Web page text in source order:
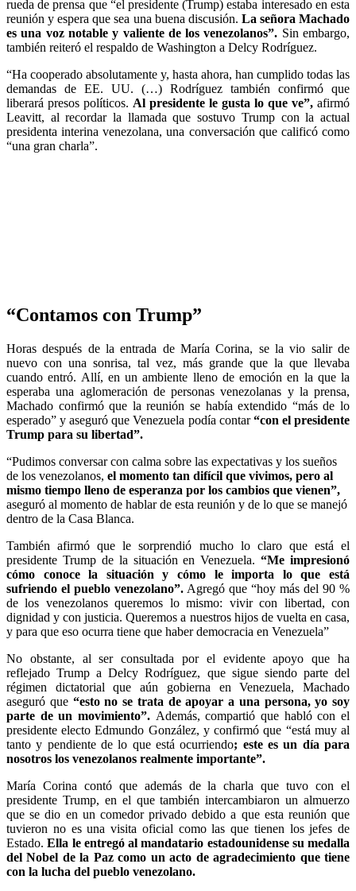
rueda de prensa que “el presidente (Trump) estaba interesado en esta
reunión y espera que sea una buena discusión. La señora Machado
es una voz notable y valiente de los venezolanos”. Sin embargo,
también reiteró el respaldo de Washington a Delcy Rodríguez.
“Ha cooperado absolutamente y, hasta ahora, han cumplido todas las
demandas de EE. UU. (…) Rodríguez también confirmó que
liberará presos políticos. Al presidente le gusta lo que ve”, afirmó
Leavitt, al recordar la llamada que sostuvo Trump con la actual
presidenta interina venezolana, una conversación que calificó como
“una gran charla”.
“Contamos con Trump”
Horas después de la entrada de María Corina, se la vio salir de
nuevo con una sonrisa, tal vez, más grande que la que llevaba
cuando entró. Allí, en un ambiente lleno de emoción en la que la
esperaba una aglomeración de personas venezolanas y la prensa,
Machado confirmó que la reunión se había extendido “más de lo
esperado” y aseguró que Venezuela podía contar“con el presidente
Trump para su libertad”.
“Pudimos conversar con calma sobre las expectativas y los sueños
de los venezolanos, el momento tan difícil que vivimos, pero al
mismo tiempo lleno de esperanza por los cambios que vienen”,
aseguró al momento de hablar de esta reunión y de lo que se manejó
dentro de la Casa Blanca.
También afirmó que le sorprendió mucho lo claro que está el
presidente Trump de la situación en Venezuela. “Me impresionó
cómo conoce la situación y cómo le importa lo que está
sufriendo el pueblo venezolano”. Agregó que “hoy más del 90 %
de los venezolanos queremos lo mismo: vivir con libertad, con
dignidad y con justicia. Queremos a nuestros hijos de vuelta en casa,
y para que eso ocurra tiene que haber democracia en Venezuela”
No obstante, al ser consultada por el evidente apoyo que ha
reflejado Trump a Delcy Rodríguez, que sigue siendo parte del
régimen dictatorial que aún gobierna en Venezuela, Machado
aseguró que “esto no se trata de apoyar a una persona, yo soy
parte de un movimiento”. Además, compartió que habló con el
presidente electo Edmundo González, y confirmó que “está muy al
tanto y pendiente de lo que está ocurriendo; este es un día para
nosotros los venezolanos realmente importante”.
María Corina contó que además de la charla que tuvo con el
presidente Trump, en el que también intercambiaron un almuerzo
que se dio en un comedor privado debido a que esta reunión que
tuvieron no es una visita oficial como las que tienen los jefes de
Estado.Ella le entregó al mandatario estadounidense su medalla
del Nobel de la Paz como un acto de agradecimiento que tiene
con la lucha del pueblo venezolano.